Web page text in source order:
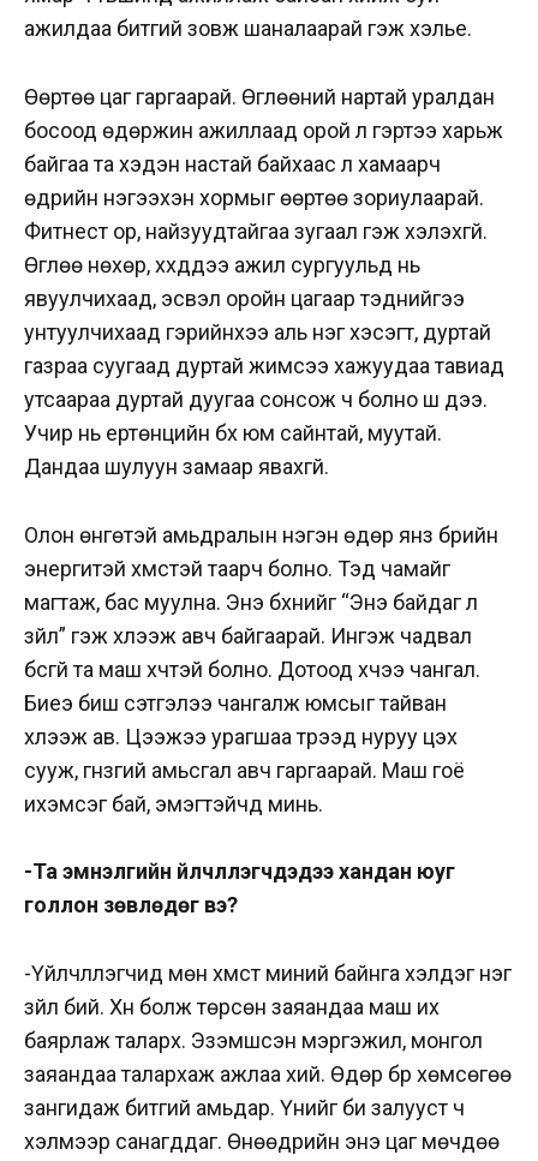
ажилдаа битгий зовж шаналаарай гэж хэлье.
Өөртөө цаг гаргаарай. Өглөөний нартай уралдан
босоод өдөржин ажиллаад орой л гэртээ харьж
байгаа та хэдэн настай байхаас үл хамаарч
өдрийн нэгээхэн хормыг өөртөө зориулаарай.
Фитнест ор, найзуудтайгаа зугаал гэж хэлэхгүй.
Өглөө нөхөр, хүүхдүүдээ ажил сургуульд нь
явуулчихаад, эсвэл оройн цагаар тэднийгээ
унтуулчихаад гэрийнхээ аль нэг хэсэгт, дуртай
газраа суугаад дуртай жимсээ хажуудаа тавиад
утсаараа дуртай дуугаа сонсож ч болно шүү дээ.
Учир нь ертөнцийн бүх юм сайнтай, муутай.
Дандаа шулуун замаар явахгүй.
Олон өнгөтэй амьдралын нэгэн өдөр янз бүрийн
энергитэй хүмүүстэй таарч болно. Тэд чамайг
магтаж, бас муулна. Энэ бүхнийг “Энэ байдаг л
зүйл” гэж хүлээж авч байгаарай. Ингэж чадвал
бүсгүй та маш хүчтэй болно. Дотоод хүчээ чангал.
Биеэ биш сэтгэлээ чангалж юмсыг тайван
хүлээж ав. Цээжээ урагшаа түрээд нуруу цэх
сууж, гүнзгий амьсгал авч гаргаарай. Маш гоё
ихэмсэг бай, эмэгтэйчүүд минь.
-Та эмнэлгийн үйлчлүүлэгчдэдээ хандан юуг
голлон зөвлөдөг вэ?
-Үйлчлүүлэгчид мөн хүмүүст миний байнга хэлдэг нэг
зүйл бий. Хүн болж төрсөн заяандаа маш их
баярлаж таларх. Эзэмшсэн мэргэжил, монгол
заяандаа талархаж ажлаа хий. Өдөр бүр хөмсөгөө
зангидаж битгий амьдар. Үүнийг би залууст ч
хэлмээр санагддаг. Өнөөдрийн энэ цаг мөчдөө